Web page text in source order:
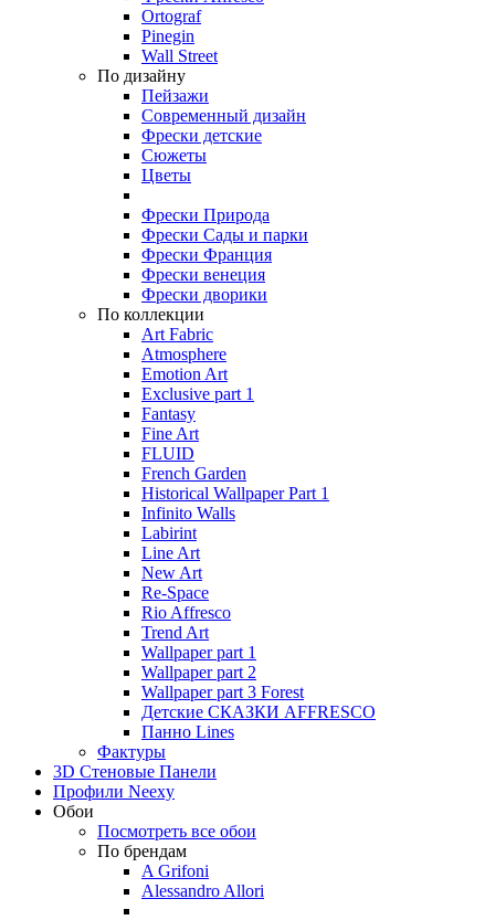
Ortograf
Pinegin
Wall Street
По дизайну
Пейзажи
Современный дизайн
Фрески детские
Сюжеты
Цветы
Фрески Природа
Фрески Сады и парки
Фрески Франция
Фрески венеция
Фрески дворики
По коллекции
Art Fabric
Atmosphere
Emotion Art
Exclusive part 1
Fantasy
Fine Art
FLUID
French Garden
Historical Wallpaper Part 1
Infinito Walls
Labirint
Line Art
New Art
Re-Space
Rio Affresco
Trend Art
Wallpaper part 1
Wallpaper part 2
Wallpaper part 3 Forest
Детские СКАЗКИ AFFRESCO
Панно Lines
Фактуры
3D Стеновые Панели
Профили Neexy
Обои
Посмотреть все обои
По брендам
A Grifoni
Alessandro Allori